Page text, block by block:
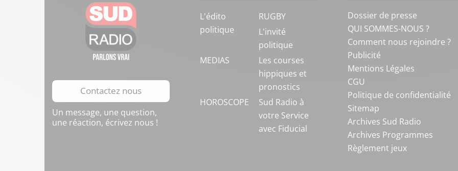
Contactez nous
Un message, une question,
une réaction, écrivez nous !
L'édito
politique
RUGBY
L'invité
politique
MEDIAS
Les courses
hippiques et
pronostics
HOROSCOPE
Sud Radio à
votre Service
avec Fiducial
Dossier de presse
QUI SOMMES-NOUS ?
Comment nous rejoindre ?
Publicité
Mentions Légales
CGU
Politique de confidentialité
Sitemap
Archives Sud Radio
Archives Programmes
Règlement jeux